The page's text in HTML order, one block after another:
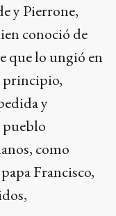
y Pierrone,
conoció de
que lo ungió en
principio,
y
pueblo
como
Francisco,